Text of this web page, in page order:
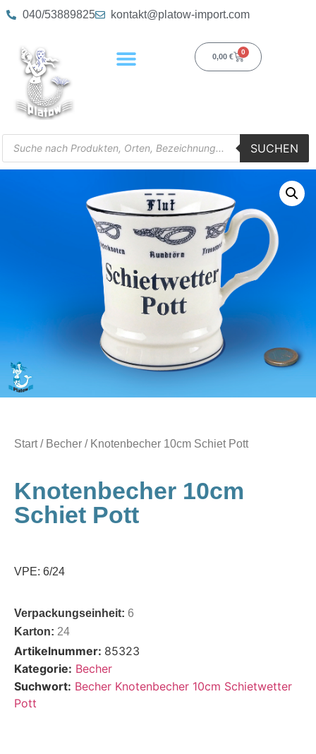
040/53889825 kontakt@platow-import.com
0,00 €
0
SUCHEN
Start/ Becher / Knotenbecher 10cm Schiet Pott
Knotenbecher 10cm
Schiet Pott
VPE: 6/24
Verpackungseinheit: 6
Karton: 24
Artikelnummer: 85323
Kategorie: Becher
Suchwort: Becher Knotenbecher 10cm Schietwetter
Pott